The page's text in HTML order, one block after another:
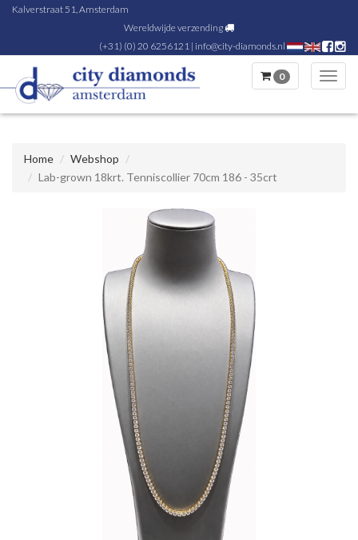
Kalverstraat 51, Amsterdam
Wereldwijde verzending
(+31) (0) 20 6256121 | info@city-diamonds.nl
0
Home
Webshop
Lab-grown 18krt. Tenniscollier 70cm 186 - 35crt